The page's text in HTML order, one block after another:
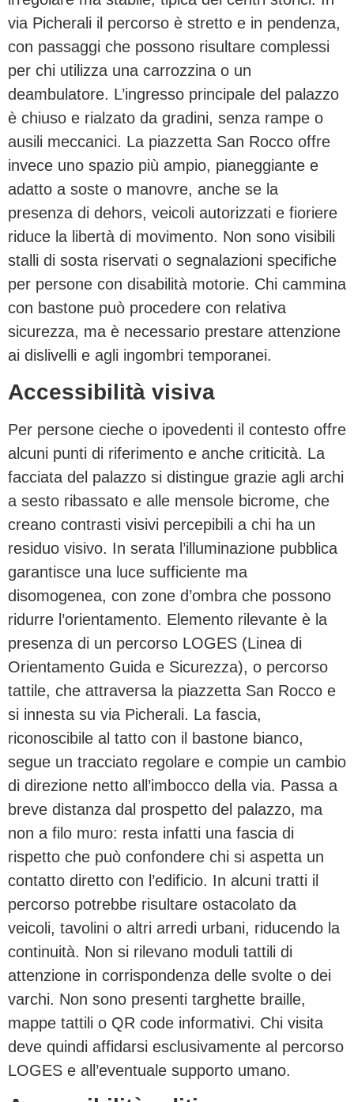
via Picherali il percorso è stretto e in pendenza,
con passaggi che possono risultare complessi
per chi utilizza una carrozzina o un
deambulatore. L’ingresso principale del palazzo
è chiuso e rialzato da gradini, senza rampe o
ausili meccanici. La piazzetta San Rocco offre
invece uno spazio più ampio, pianeggiante e
adatto a soste o manovre, anche se la
presenza di dehors, veicoli autorizzati e fioriere
riduce la libertà di movimento. Non sono visibili
stalli di sosta riservati o segnalazioni specifiche
per persone con disabilità motorie. Chi cammina
con bastone può procedere con relativa
sicurezza, ma è necessario prestare attenzione
ai dislivelli e agli ingombri temporanei.
Accessibilità visiva
Per persone cieche o ipovedenti il contesto offre
alcuni punti di riferimento e anche criticità. La
facciata del palazzo si distingue grazie agli archi
a sesto ribassato e alle mensole bicrome, che
creano contrasti visivi percepibili a chi ha un
residuo visivo. In serata l’illuminazione pubblica
garantisce una luce sufficiente ma
disomogenea, con zone d’ombra che possono
ridurre l’orientamento. Elemento rilevante è la
presenza di un percorso LOGES (Linea di
Orientamento Guida e Sicurezza), o percorso
tattile, che attraversa la piazzetta San Rocco e
si innesta su via Picherali. La fascia,
riconoscibile al tatto con il bastone bianco,
segue un tracciato regolare e compie un cambio
di direzione netto all’imbocco della via. Passa a
breve distanza dal prospetto del palazzo, ma
non a filo muro: resta infatti una fascia di
rispetto che può confondere chi si aspetta un
contatto diretto con l’edificio. In alcuni tratti il
percorso potrebbe risultare ostacolato da
veicoli, tavolini o altri arredi urbani, riducendo la
continuità. Non si rilevano moduli tattili di
attenzione in corrispondenza delle svolte o dei
varchi. Non sono presenti targhette braille,
mappe tattili o QR code informativi. Chi visita
deve quindi affidarsi esclusivamente al percorso
LOGES e all’eventuale supporto umano.